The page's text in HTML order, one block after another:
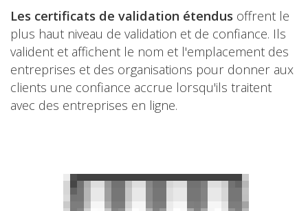
Les certificats de validation étendus offrent le
plus haut niveau de validation et de confiance. Ils
valident et affichent le nom et l'emplacement des
entreprises et des organisations pour donner aux
clients une confiance accrue lorsqu'ils traitent
avec des entreprises en ligne.